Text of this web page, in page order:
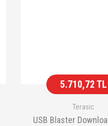
5.710,72 TL
Terasic
USB Blaster